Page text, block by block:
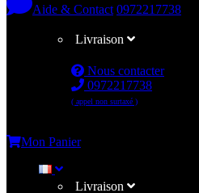
Aide & Contact 0972217738
Livraison
Nous contacter
0972217738
( appel non surtaxé )
Mon Panier
Livraison